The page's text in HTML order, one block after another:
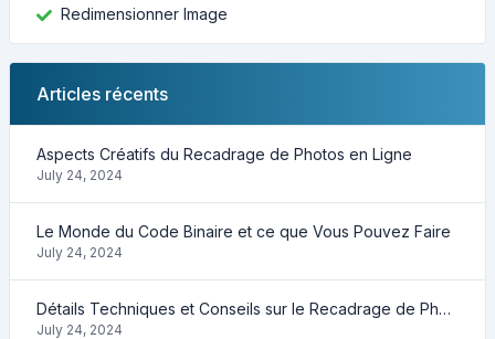
Redimensionner Image
Articles récents
Aspects Créatifs du Recadrage de Photos en Ligne
July 24, 2024
Le Monde du Code Binaire et ce que Vous Pouvez Faire
July 24, 2024
Détails Techniques et Conseils sur le Recadrage de Photos
July 24, 2024